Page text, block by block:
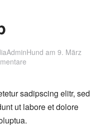
am 9. März
sadipscing elitr, sed
ut labore et dolore